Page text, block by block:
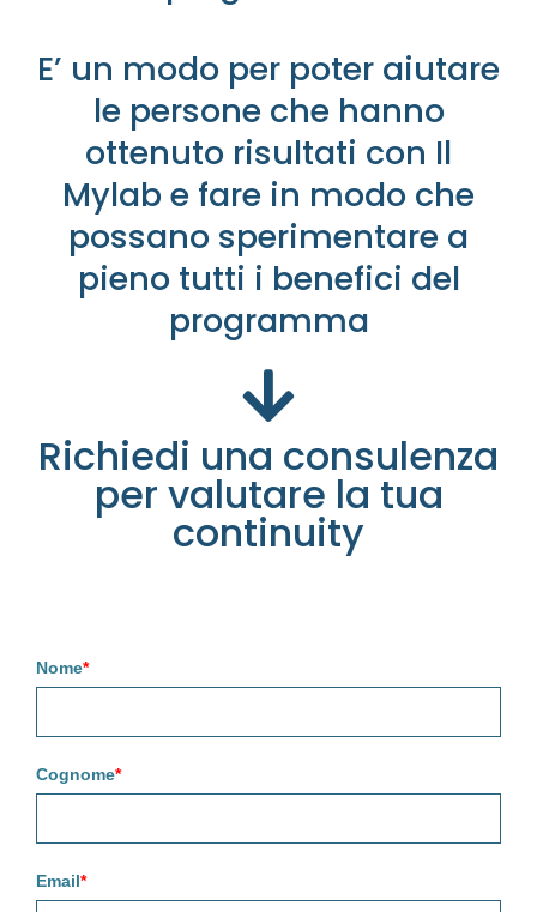
E’ un modo per poter aiutare
le persone che hanno
ottenuto risultati con Il
Mylab e fare in modo che
possano sperimentare a
pieno tutti i benefici del
programma
Richiedi una consulenza
per valutare la tua
continuity
Nome*
Cognome*
Email*